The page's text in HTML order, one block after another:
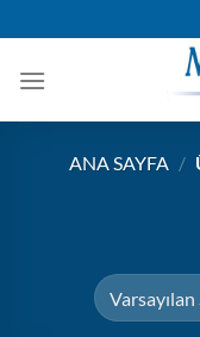
atla
ANA SAYFA /